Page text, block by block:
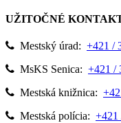
UŽITOČNÉ
Mestský úrad: +421 /
MsKS Senica: +421 /
Mestská knižnica:
Mestská polícia: +421